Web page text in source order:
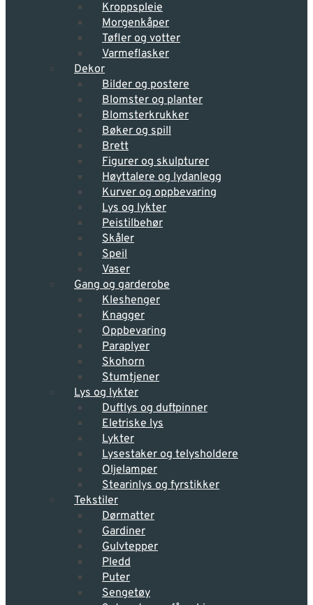
Kroppspleie
Morgenkåper
Tøfler og votter
Varmeflasker
Dekor
Bilder og postere
Blomster og planter
Blomsterkrukker
Bøker og spill
Brett
Figurer og skulpturer
Høyttalere og lydanlegg
Kurver og oppbevaring
Lys og lykter
Peistilbehør
Skåler
Speil
Vaser
Gang og garderobe
Kleshenger
Knagger
Oppbevaring
Paraplyer
Skohorn
Stumtjener
Lys og lykter
Duftlys og duftpinner
Eletriske lys
Lykter
Lysestaker og telysholdere
Oljelamper
Stearinlys og fyrstikker
Tekstiler
Dørmatter
Gardiner
Gulvtepper
Pledd
Puter
Sengetøy